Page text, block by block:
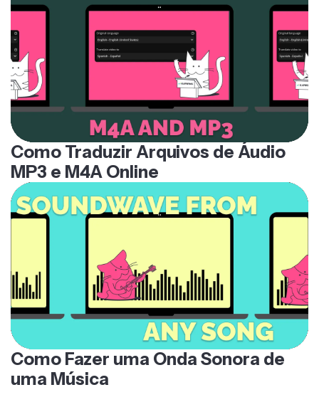
Como Traduzir Arquivos de Áudio
MP3 e M4A Online
Como Fazer uma Onda Sonora de
uma Música